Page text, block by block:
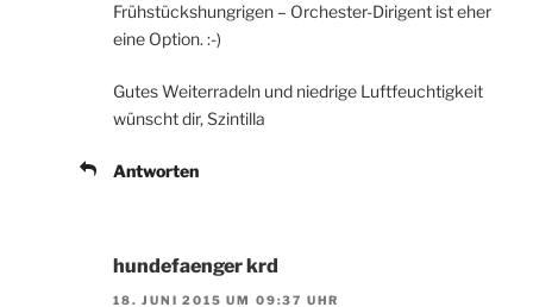
Frühstückshungrigen – Orchester-Dirigent ist eher
eine Option. :-)
Gutes Weiterradeln und niedrige Luftfeuchtigkeit
wünscht dir, Szintilla
Antworten
hundefaenger krd
18. JUNI 2015 UM 09:37 UHR